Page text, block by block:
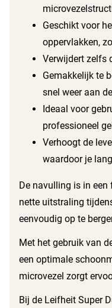
Geschikt voor
oppervlakken,
Verwijdert zelfs
Gemakkelijk te
snel weer aan
Ideaal voor
professioneel
Verhoogt de
waardoor je
De navulling is in een
nette uitstraling
eenvoudig op te
Met het gebruik van
een optimale
microvezel zorgt
Bij de Leifheit Super